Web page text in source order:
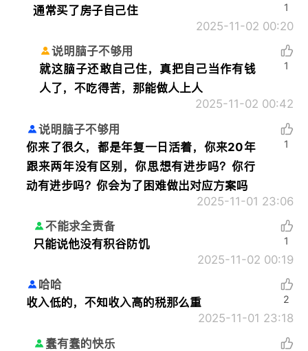
通常买了房子自己住
2025-11-02 00:20
1
说明脑子不够用
就这脑子还敢自己住，真把自己当作有钱
人了，不吃得苦，那能做人上人
2025-11-02 00:42
1
说明脑子不够用
你来了很久，都是年复一日活着，你来20年
跟来两年没有区别，你思想有进步吗？你行
动有进步吗？你会为了困难做出对应方案吗
2025-11-01 23:06
1
不能求全责备
只能说他没有积谷防饥
2025-11-02 00:19
1
哈哈
收入低的，不知收入高的税那么重
2025-11-01 23:18
2
蠢有蠢的快乐